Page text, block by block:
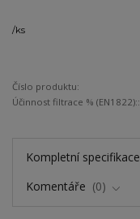
/ks
Číslo produktu:
Účinnost filtrace % (EN1822)::
Kompletní specifikace
Komentáře
0